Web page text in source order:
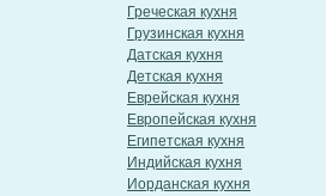
Греческая кухня
Грузинская кухня
Датская кухня
Детская кухня
Еврейская кухня
Европейская кухня
Египетская кухня
Индийская кухня
Иорданская кухня